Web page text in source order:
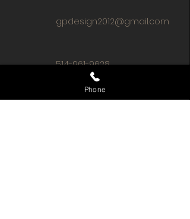
gpdesign2012@gmail.com
514-961-9628
Phone